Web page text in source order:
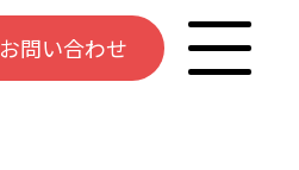
お問い合わせ